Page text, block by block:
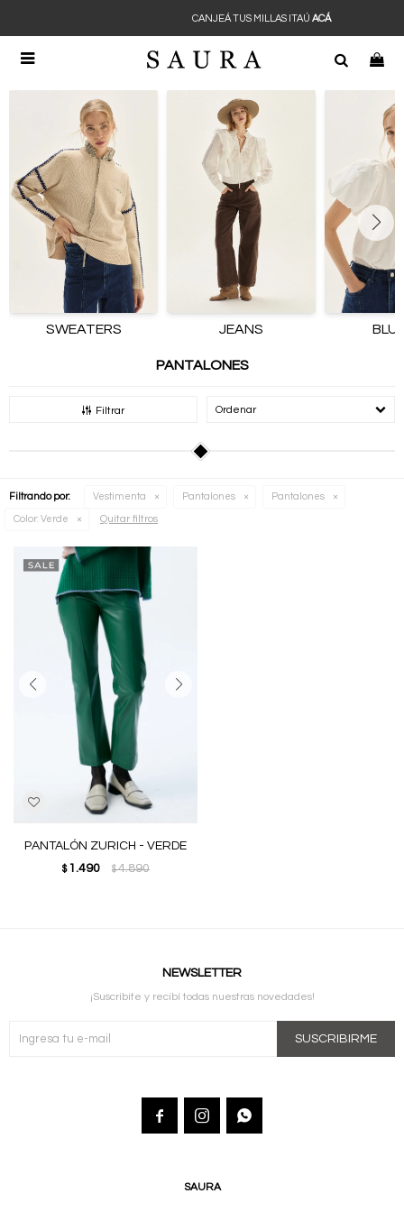

CANJEÁ TUS MILLAS ITAÚ ACÁ
SWEATERS JEANS
PANTALONES
Filtrar Recomendados
Filtrando por: Vestimenta Pantalones Pantalones
Color: Verde Quitar filtros
PANTALÓN ZURICH - VERDE
$ 1.490 $4.890
SAURA
NEWSLETTER
¡Suscribite y recibí todas nuestras novedades!
SUSCRIBIRME
  